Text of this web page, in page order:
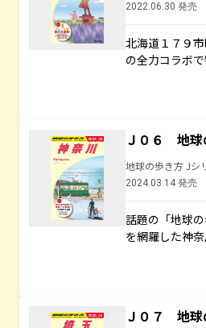
2022.06.30 発売
北海道１７９
の全力コラボ
Ｊ０６ 地
地球の歩き方 Jシ
2024.03.14 発売
話題の「地球
を網羅した神奈
Ｊ０７ 地